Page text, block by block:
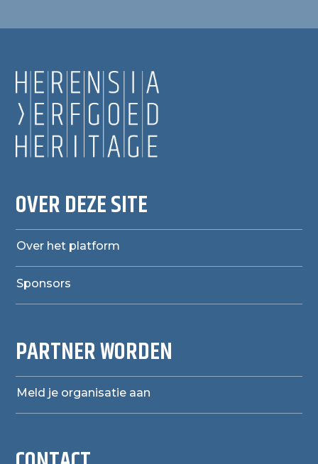
OVER DEZE SITE
Over het platform
Sponsors
PARTNER WORDEN
Meld je organisatie aan